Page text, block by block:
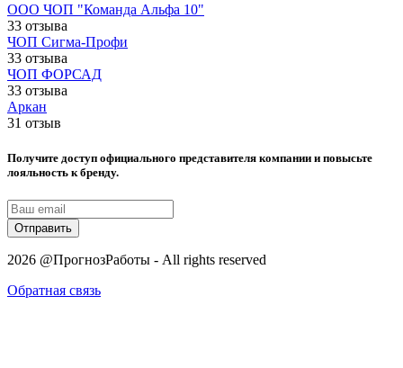
ООО ЧОП "Команда Альфа 10"
33 отзыва
ЧОП Сигма-Профи
33 отзыва
ЧОП ФОРСАД
33 отзыва
Аркан
31 отзыв
Получите доступ официального представителя компании и повысьте
лояльность к бренду.
Отправить
2026 @ПрогнозРаботы - All rights reserved
Обратная связь